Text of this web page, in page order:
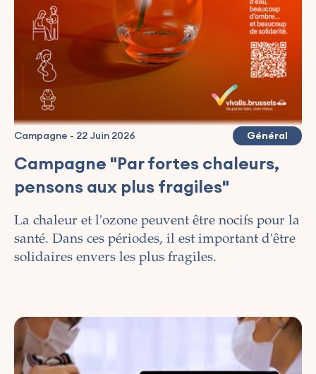
Campagne "Par fortes chaleurs,
pensons aux plus fragiles"
Campagne - 22 Juin 2026 Général
La chaleur et l'ozone peuvent être nocifs pour la
santé. Dans ces périodes, il est important d'être
solidaires envers les plus fragiles.